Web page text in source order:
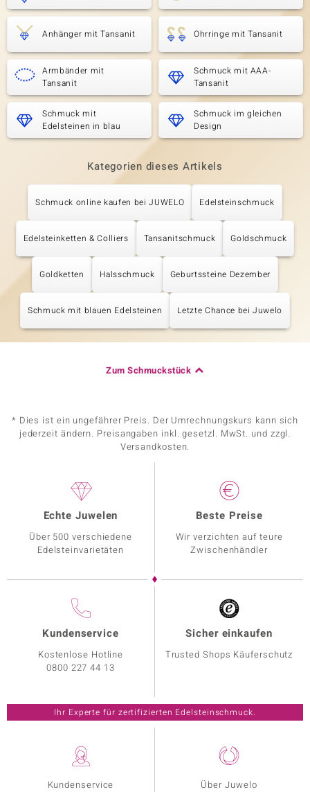
Anhänger mit Tansanit Ohrringe mit Tansanit
Armbänder mit
Tansanit
Schmuck mit AAA-
Tansanit
Schmuck mit
Edelsteinen in blau
Schmuck im gleichen
Design
Kategorien dieses Artikels
Schmuck online kaufen bei JUWELO Edelsteinschmuck
Edelsteinketten & Colliers Tansanitschmuck Goldschmuck
Goldketten Halsschmuck Geburtssteine Dezember
Schmuck mit blauen Edelsteinen Letzte Chance bei Juwelo
Zum Schmuckstück
* Dies ist ein ungefährer Preis. Der Umrechnungskurs kann sich
jederzeit ändern. Preisangaben inkl. gesetzl. MwSt. und zzgl.
Versandkosten.
Kundenservice
Über Juwelo
Echte Juwelen
Über 500 verschiedene
Edelsteinvarietäten
Beste Preise
Wir verzichten auf teure
Zwischenhändler
Kundenservice
Kostenlose Hotline
0800 227 44 13
Sicher einkaufen
Trusted Shops Käuferschutz
Ihr Experte für zertifizierten Edelsteinschmuck.